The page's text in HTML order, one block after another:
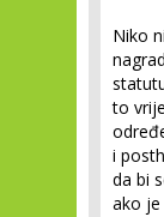
Niko
to
i
da bi
ako